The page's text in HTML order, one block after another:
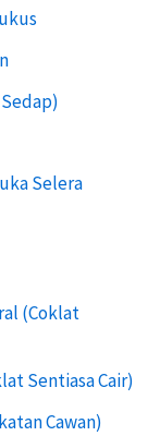
Selera
(Coklat
Sentiasa Cair)
Cawan)